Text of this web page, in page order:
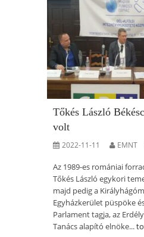
Tőkés László
volt
2022-11-11 EMNT
Az 1989-es romániai
Tőkés László egykori
majd pedig a
Egyházkerület püspöke
Parlament tagja, az
Tanács alapító elnöke...